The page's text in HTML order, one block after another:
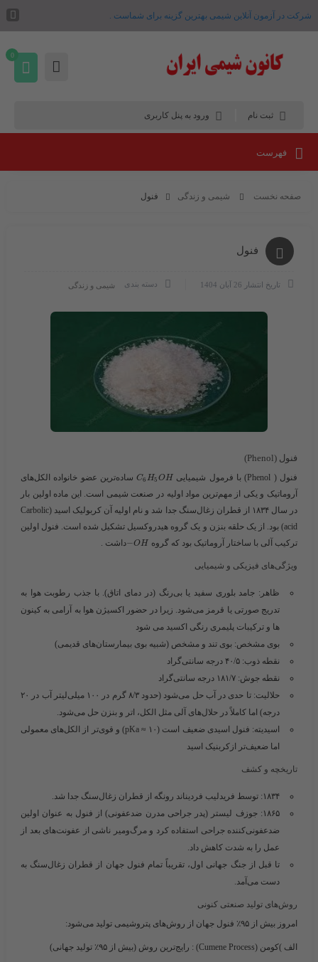
شرکت در آزمون آنلاین شیمی بهترین گزینه برای شماست .
ثبت نام ورود به پنل کاربری
0
فهرست
صفحه نخست شیمی و زندگی فنول
فنول
تاریخ انتشار 26 آبان 1404 دسته بندی شیمی و زندگی
فنول (Phenol)
فنول ( Phenol) با فرمول شیمیایی ​ C6 H5 OH
​ ساده‌ترین عضو خانواده الکل‌های
آروماتیک و یکی از مهم‌ترین مواد اولیه در صنعت شیمی است. این ماده اولین بار
در سال ۱۸۳۴ از قطران زغال‌سنگ جدا شد و نام اولیه آن کربولیک اسید (Carbolic
acid) بود. از یک حلقه بنزن و یک گروه هیدروکسیل تشکیل شده است. فنول اولین
ترکیب آلی با ساختار آروماتیک بود که گروه ​
−OH ​داشت .
ویژگی‌های فیزیکی و شیمیایی
ظاهر: جامد بلوری سفید یا بی‌رنگ (در دمای اتاق). با جذب رطوبت هوا به
تدریج صورتی یا قرمز می‌شود. زیرا در حضور اکسیژن هوا به آرامی به کینون
ها و ترکیبات پلیمری رنگی اکسید می شود
بوی مشخص: بوی تند و مشخص (شبیه بوی بیمارستان‌های قدیمی)
نقطه ذوب: ۴۰/۵ درجه سانتی‌گراد
نقطه جوش: ۱۸۱/۷ درجه سانتی‌گراد
حلالیت: تا حدی در آب حل می‌شود (حدود ۸/۳ گرم در ۱۰۰ میلی‌لیتر آب در ۲۰
درجه) اما کاملاً در حلال‌های آلی مثل الکل، اتر و بنزن حل می‌شود.
اسیدیته: فنول اسیدی ضعیف است (pKa ≈ ۱۰) و قوی‌تر از الکل‌های معمولی
اما ضعیف‌تر ازکربنیک اسید
تاریخچه و کشف
۱۸۳۴: توسط فریدلیب فردیناند رونگه از قطران زغال‌سنگ جدا شد.
۱۸۶۵: جوزف لیستر (پدر جراحی مدرن ضدعفونی) از فنول به عنوان اولین
ضدعفونی‌کننده جراحی استفاده کرد و مرگ‌ومیر ناشی از عفونت‌های بعد از
عمل را به شدت کاهش داد.
تا قبل از جنگ جهانی اول، تقریباً تمام فنول جهان از قطران زغال‌سنگ به
دست می‌آمد.
روش‌های تولید صنعتی کنونی
امروز بیش از ۹۵٪ فنول جهان از روش‌های پتروشیمی تولید می‌شود:
الف )کومن (Cumene Process) : رایج‌ترین روش (بیش از ۹۵٪ تولید جهانی)